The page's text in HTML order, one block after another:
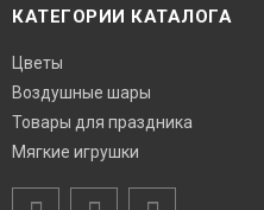
КАТЕГОРИИ КАТАЛОГА
Цветы
Воздушные шары
Товары для праздника
Мягкие игрушки